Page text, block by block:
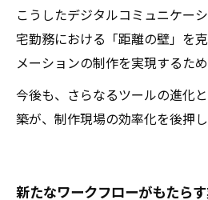
こうしたデジタルコミュニケー
宅勤務における「距離の壁」を
メーションの制作を実現するた
今後も、さらなるツールの進化
築が、制作現場の効率化を後押し
新たなワークフローがもたら